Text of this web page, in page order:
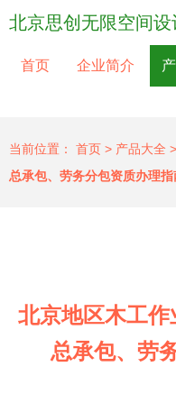
北京思创无限空间设
首页 企业简介
当前位置： 首页 > 产品大全 >
总承包、劳务分包资质办理指
北京地区木工
总承包、劳